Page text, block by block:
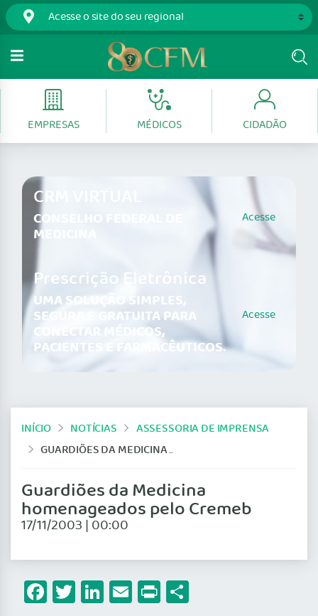
EMPRESAS MÉDICOS CIDADÃO
CRM VIRTUAL
CONSELHO FEDERAL DE
MEDICINA
Acesse
Prescrição Eletrônica
UMA SOLUÇÃO SIMPLES,
SEGURA E GRATUITA PARA
CONECTAR MÉDICOS,
PACIENTES E FARMACÊUTICOS.
Acesse
INÍCIO NOTÍCIAS
ASSESSORIA DE IMPRENSA
GUARDIÕES DA MEDICINA HOMENAGEADOS PELO CREMEB
Guardiões da Medicina
homenageados pelo Cremeb
17/11/2003 | 00:00
Facebook
Twitter
LinkedIn
Email
Print